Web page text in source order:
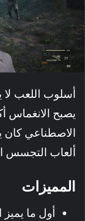
أسلوب اللعب لا
يصبح الانغماس
الاصطناعي كان
ألعاب التجسس
المميزات
أول ما يميز